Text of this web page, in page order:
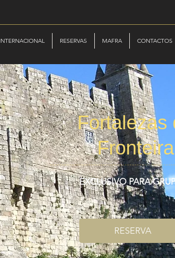
INTERNACIONAL RESERVAS MAFRA CONTACTOS
Fortalezas
Fronteira
EXCLUSIVO PARA
RESERVA